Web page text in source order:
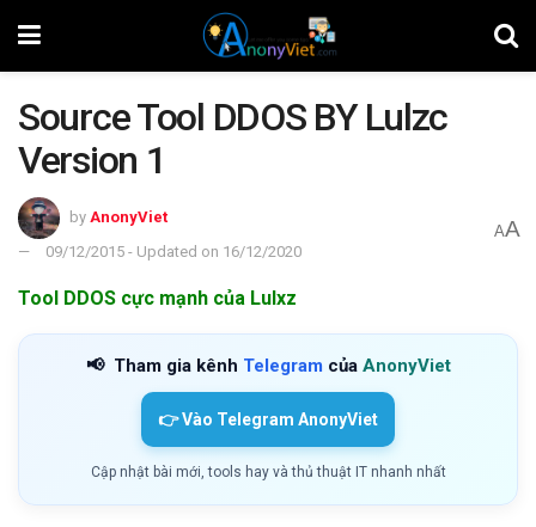
Source Tool DDOS BY Lulzc
Version 1
by AnonyViet
09/12/2015 - Updated on 16/12/2020
AA
Tool DDOS cực mạnh của Lulxz
📢 Tham gia kênh Telegram của AnonyViet
👉 Vào Telegram AnonyViet
Cập nhật bài mới, tools hay và thủ thuật IT nhanh nhất